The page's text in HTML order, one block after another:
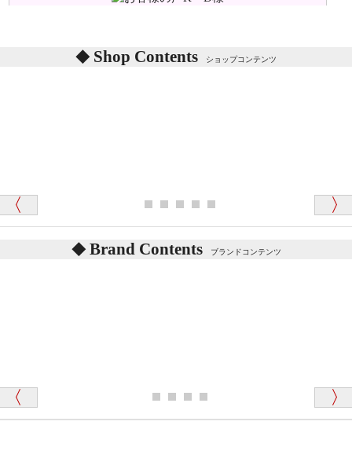
詳しくはこちらをご覧ください。
体をねかせたりおこしたりすると「グーグー」と鳴く
記載しておりますので、ぜひ探してみてください。
ディベアがいます。
「スクエーカー内蔵」と記載しておりますので、ぜひ
探してみてください。
東京都 M・K 様 （女性）
「対応はどちらも丁寧でした。値段と他の融通
「商品説明が細やかで丁寧であったことです」
「前に買ったことがあったお店でしたので」
Shop Contents ショップコンテンツ
Brand Contents ブランドコンテンツ